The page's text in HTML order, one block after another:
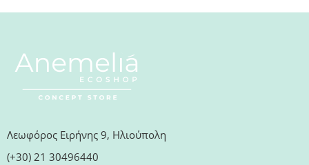
Λεωφόρος Ειρήνης 9, Ηλιούπολη
(+30) 21 30496440